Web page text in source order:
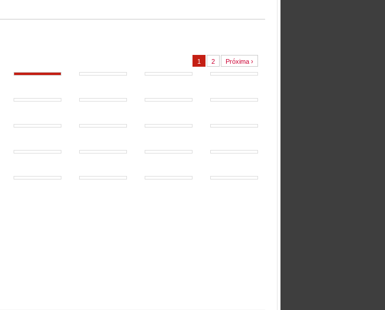
1 2 Próxima ›